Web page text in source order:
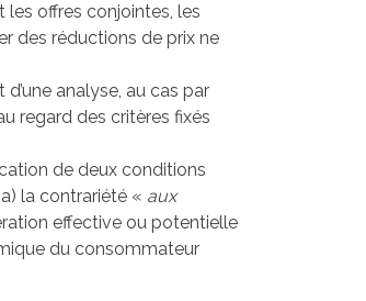
les offres conjointes, les
des réductions de prix ne
analyse, au cas par
regard des critères fixés
de deux conditions
la contrariété « aux
effective ou potentielle
du consommateur